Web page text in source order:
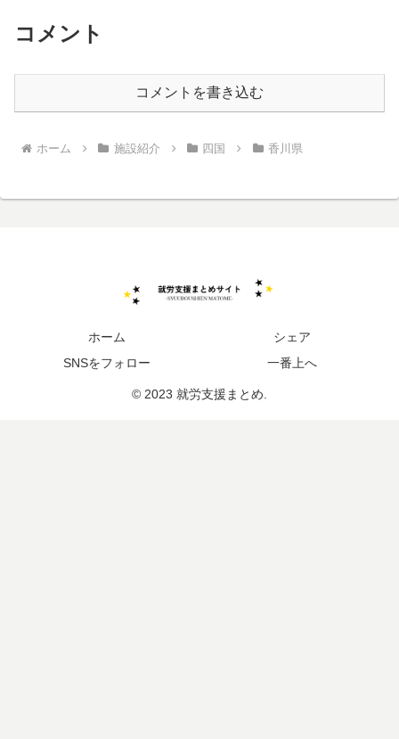
コメント
コメントを書き込む
ホーム 施設紹介 四国 香川県
ホーム
シェア
SNSをフォロー
一番上へ
© 2023 就労支援まとめ.